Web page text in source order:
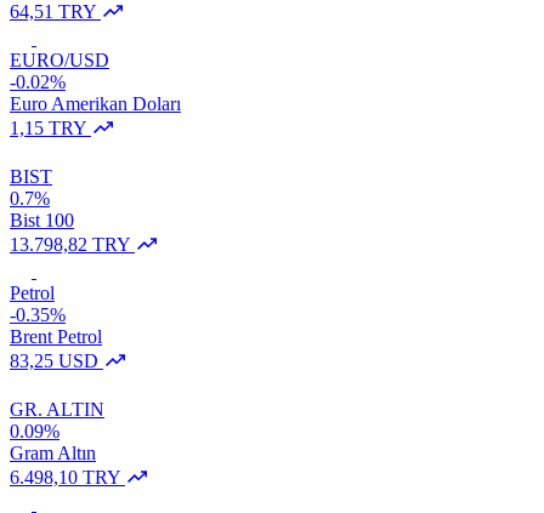
64,51 TRY
EURO/USD
-0.02%
Euro Amerikan Doları
1,15 TRY
BIST
0.7%
Bist 100
13.798,82 TRY
Petrol
-0.35%
Brent Petrol
83,25 USD
GR. ALTIN
0.09%
Gram Altın
6.498,10 TRY